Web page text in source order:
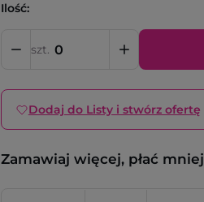
Ilość:
szt.
Dodaj do Listy i stwórz ofertę
Zamawiaj więcej, płać mniej